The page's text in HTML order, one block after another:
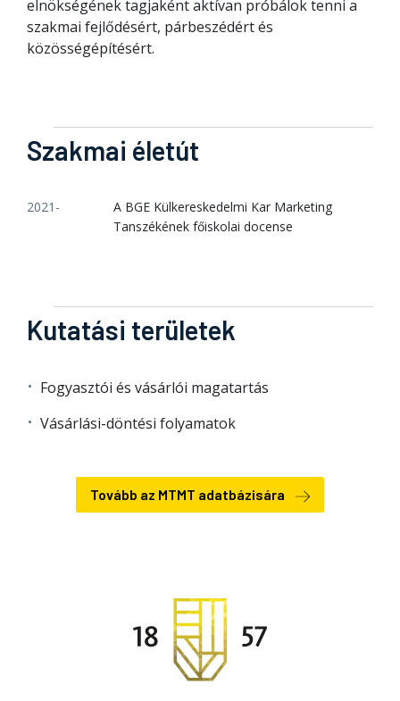
elnökségének tagjaként aktívan próbálok tenni a
szakmai fejlődésért, párbeszédért és
közösségépítésért.
Szakmai életút
2021-
A BGE Külkereskedelmi Kar Marketing
Tanszékének főiskolai docense
Kutatási területek
Fogyasztói és vásárlói magatartás
Vásárlási-döntési folyamatok
Tovább az MTMT adatbázisára